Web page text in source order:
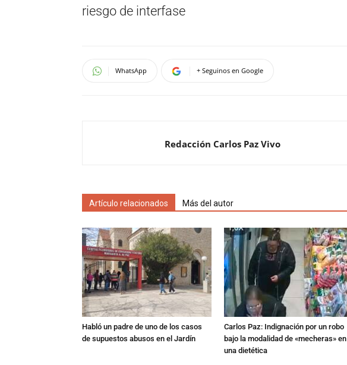
riesgo de interfase
WhatsApp + Seguinos en Google
Redacción Carlos Paz Vivo
Artículo relacionados Más del autor
Habló un padre de uno de los casos
de supuestos abusos en el Jardín
Carlos Paz: Indignación por un robo
bajo la modalidad de «mecheras» en
una dietética